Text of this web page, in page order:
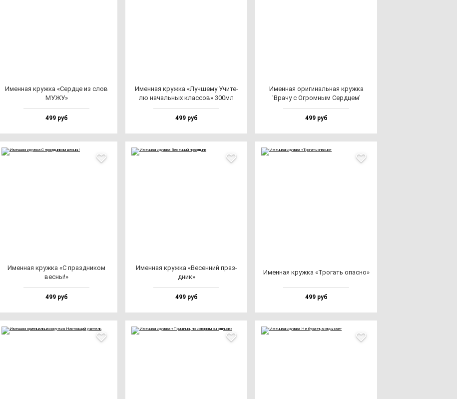
Имен­ная круж­ка «Сер­дце из слов
МУЖУ»
499 руб
Имен­ная круж­ка «Луч­ше­му Учи­те­
лю на­чаль­ных клас­сов» 300мл
499 руб
Имен­ная ори­ги­наль­ная круж­ка
'Вра­чу с Огром­ным Сер­дцем'
499 руб
Имен­ная круж­ка «С праз­дни­ком
вес­ны!»
499 руб
Имен­ная круж­ка «Весен­ний праз­
дник»
499 руб
Имен­ная круж­ка «Тро­гать опас­но»
499 руб